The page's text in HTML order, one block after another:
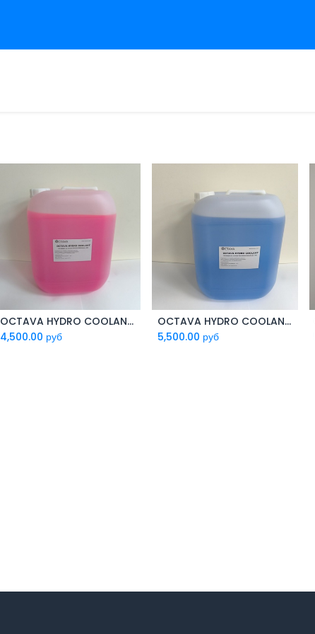
Add to Cart
OCTAVA HYDRO COOLANT -45C 20л. Антифриз на Этиленгликоле для гидросистем (копия)
4,500.00 руб
Add to Cart
OCTAVA HYDRO COOLANT -45C 20л. Антифриз на Пропиленгликоле
5,500.00 руб